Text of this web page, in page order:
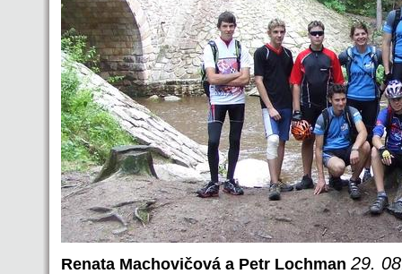
Renata Machovičová a Petr Lochman 29.